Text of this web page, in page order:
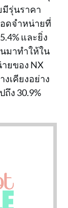
มีรุ่นราคา
ดจำหน่ายที่
และยิ่ง
มาทำให้ใน
ยของ NX
เคียงอย่าง
ง 30.9%